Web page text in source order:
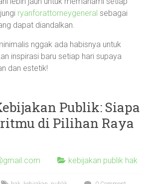
ryanforattorneygeneral sebagai
dapat diandalkan.
nggak ada habisnya untuk
inspirasi baru setiap hari supaya
dan estetik!
Publik: Siapa
di Pilihan Raya
kebijakan publik hak